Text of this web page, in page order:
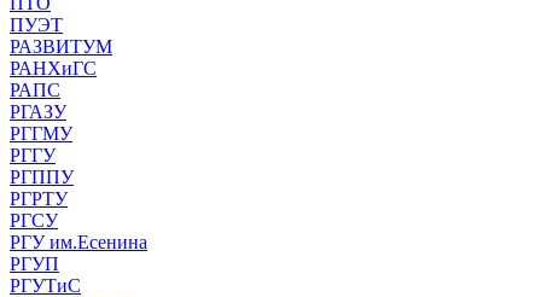
ПУЭТ
РАЗВИТУМ
РАНХиГС
РАПС
РГАЗУ
РГГМУ
РГГУ
РГППУ
РГРТУ
РГСУ
РГУ им.Есенина
РГУП
РГУТиС